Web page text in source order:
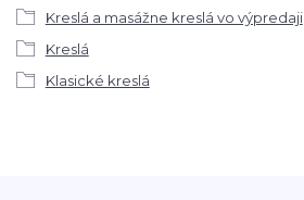
Kreslá a masážne kreslá vo výpredaji
Kreslá
Klasické kreslá